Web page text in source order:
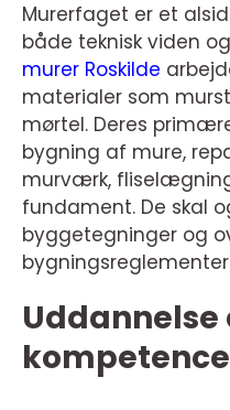
Murerfaget er et
både teknisk viden
murer Roskilde
materialer som
mørtel. Deres
bygning af mure,
murværk,
fundament. De skal
byggetegninger og
Uddannelse